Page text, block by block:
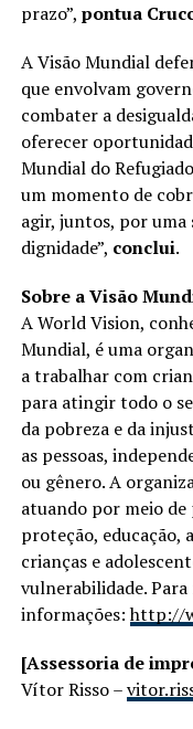
prazo”, pontua
A Visão Mundial
que envolvam
combater a
oferecer
Mundial do
um momento de
agir, juntos, por uma
dignidade”, conclui.
Sobre a Visão
A World Vision,
Mundial, é uma
a trabalhar com
para atingir todo o
da pobreza e da
as pessoas,
ou gênero. A
atuando por meio de
proteção, educação,
crianças e
vulnerabilidade. Para
informações:http://
[Assessoria de
Vítor Risso –